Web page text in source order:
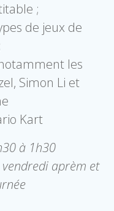
;
de jeux de
les
Simon Li et
Kart
à 1h30
aprèm et